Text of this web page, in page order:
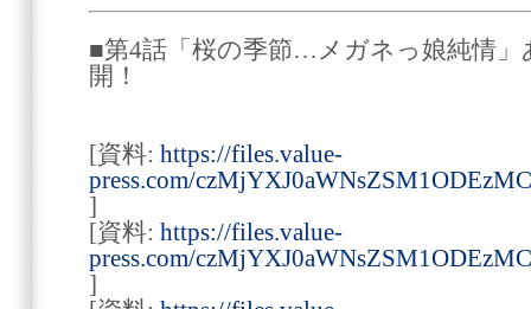
■第4話「桜の季節…メガネっ娘純情
開！
[資料: https://files.value-
press.com/
]
[資料: https://files.value-
press.com/
]